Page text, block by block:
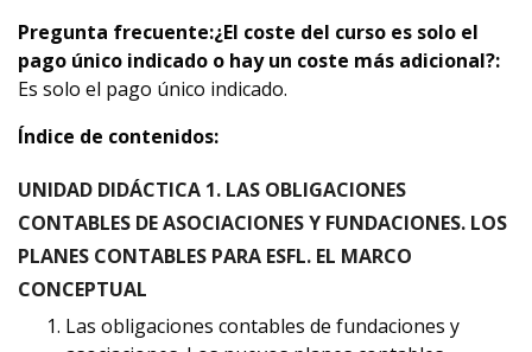
Pregunta frecuente:¿El coste del curso es solo el
pago único indicado o hay un coste más adicional?:
Es solo el pago único indicado.
Índice de contenidos:
UNIDAD DIDÁCTICA 1. LAS OBLIGACIONES
CONTABLES DE ASOCIACIONES Y FUNDACIONES. LOS
PLANES CONTABLES PARA ESFL. EL MARCO
CONCEPTUAL
Las obligaciones contables de fundaciones y